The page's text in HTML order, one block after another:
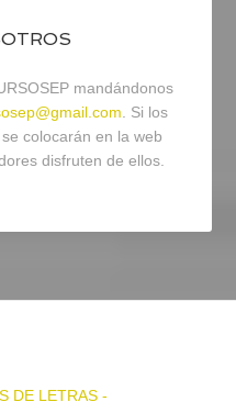
mandándonos
. Si los
colocarán en la web
disfruten de ellos.
DE LETRAS -